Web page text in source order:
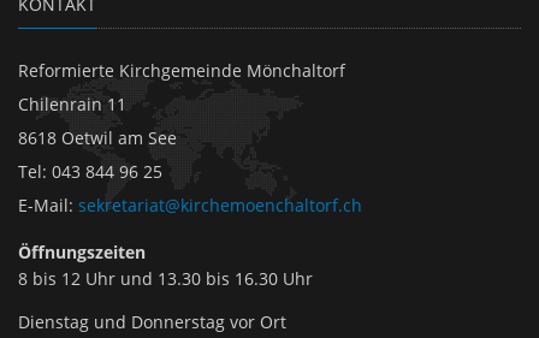
Reformierte Kirchgemeinde Mönchaltorf
Chilenrain 11
8618 Oetwil am See
Tel: 043 844 96 25
E-Mail: sekretariat@kirchemoenchaltorf.ch
Öffnungszeiten
8 bis 12 Uhr und 13.30 bis 16.30 Uhr
Dienstag und Donnerstag vor Ort